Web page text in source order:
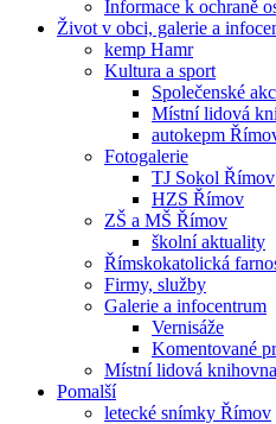
Informace k ochraně
Život v obci, galerie a
kemp Hamr
Kultura a sport
Společenské
Místní lidová
autokepm
Fotogalerie
TJ Sokol Římov
HZS Římov
ZŠ a MŠ Římov
školní aktuality
Římskokatolická
Firmy, služby
Galerie a infocentrum
Vernisáže
Komentované
Místní lidová knihovna
Pomalší
letecké snímky Římov